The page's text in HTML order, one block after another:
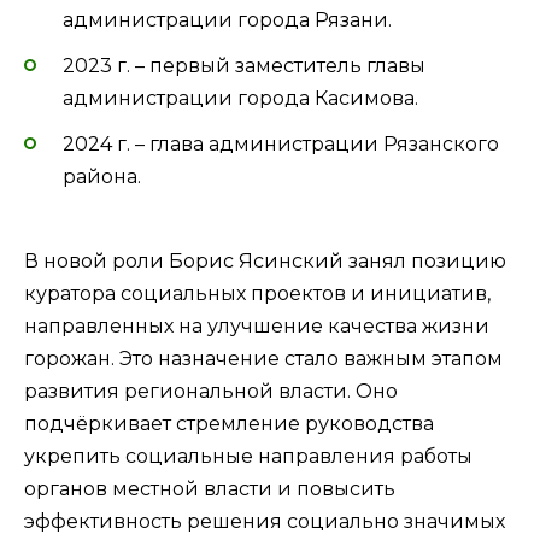
администрации города Рязани.
2023 г. – первый заместитель главы
администрации города Касимова.
2024 г. – глава администрации Рязанского
района.
В новой роли Борис Ясинский занял позицию
куратора социальных проектов и инициатив,
направленных на улучшение качества жизни
горожан. Это назначение стало важным этапом
развития региональной власти. Оно
подчёркивает стремление руководства
укрепить социальные направления работы
органов местной власти и повысить
эффективность решения социально значимых